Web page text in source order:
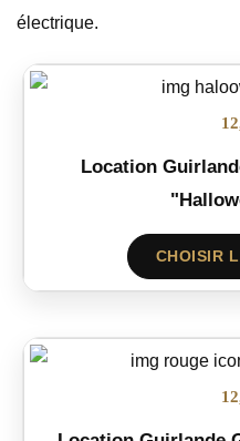
électrique.
Location
CHOISIR